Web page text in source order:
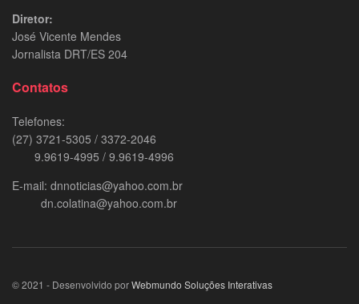
Diretor:
José Vicente Mendes
Jornalista DRT/ES 204
Contatos
Telefones:
(27) 3721-5305 / 3372-2046
9.9619-4995 / 9.9619-4996
E-mail: dnnoticias@yahoo.com.br
dn.colatina@yahoo.com.br
© 2021 - Desenvolvido porWebmundo Soluções Interativas